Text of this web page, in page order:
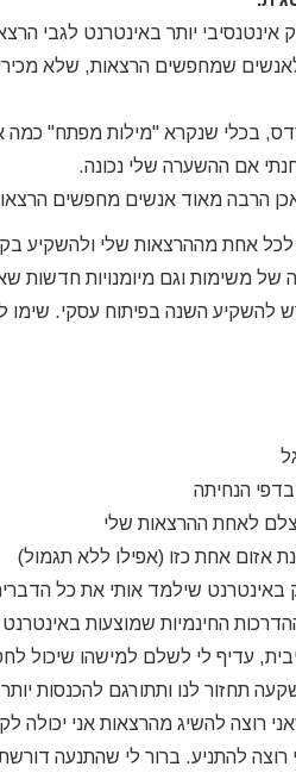
יותר באינטרנט לגבי
שמחפשים הרצאות, שלא
בכלי שנקרא "מילות מפתח"
אם ההשערה שלי נכונה.
הרבה מאוד אנשים מחפשים
לכל אחת מההרצאות שלי ולהשקיע
של משימות וגם מיומנויות חדשות
להשקיע השנה בפיתוח עסקי. שימו
בדפי הנחיתה
צלם לאחת ההרצאות שלי
אזום אחת כזו (אפילו ללא תגמול)
שילמד אותי את כל הדברים
החינמיות שמוצעות
עדיף לי לשלם למישהו שיכול
תחזור לנו ותתורגם להכנסות
רוצה להשיג מהרצאות אני יכולה
להתניע. ברור לי שהתנעה